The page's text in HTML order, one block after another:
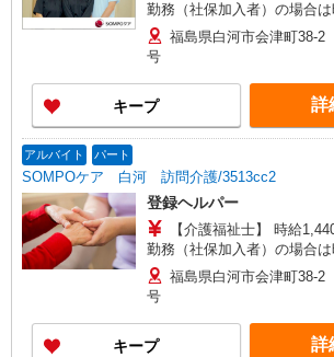
勤務（社保加入者）の場合は時給
祝日：時給1,510円〜 【実務者研修・初任者研修
（ヘルパー1級・2級）】 時給1,130円 ◎週20時間
以上勤務（社保加入者）の
＊日曜祝日：時給1,430円〜 ◎身体介助、生活援
助が同時給
福島県白河市会津町38-
号
キープ 詳
アルバイト パート
SOMPOケア 白河 訪問介護/3513cc2
登録ヘルパー
【介護福祉士】 時給1,440円 ◎週20時間以上
勤務（社保加入者）の場合は時給
夜間（〜8:00、18:00〜）：
祝日：時給1,740円〜 【実務者研修・初任者研修
（ヘルパー1級・2級）】 時給1,360円 ◎週20時間
以上勤務（社保加入者）の
＊早朝夜間（〜8:00、18:00
福島県白河市会津町38-
号
キープ 詳